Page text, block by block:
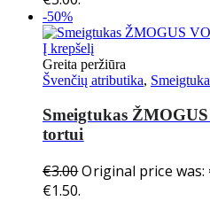
-50%
Į krepšelį
Greita peržiūra
Švenčių atributika,
Smeigtukas
tortui
€3.00Original price was:
€1.50.